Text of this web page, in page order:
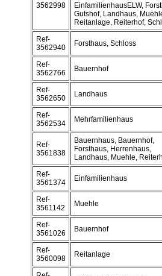
3562998
EinfamilienhausELW,
Gutshof, Landhaus,
Reitanlage, Reiterhof,
Ref-
3562940
Forsthaus, Schloss
Ref-
3562766
Bauernhof
Ref-
3562650
Landhaus
Ref-
3562534
Mehrfamilienhaus
Ref-
3561838
Bauernhaus, Bauernhof,
Forsthaus, Herrenhaus,
Landhaus, Muehle,
Ref-
3561374
Einfamilienhaus
Ref-
3561142
Muehle
Ref-
3561026
Bauernhof
Ref-
3560098
Reitanlage